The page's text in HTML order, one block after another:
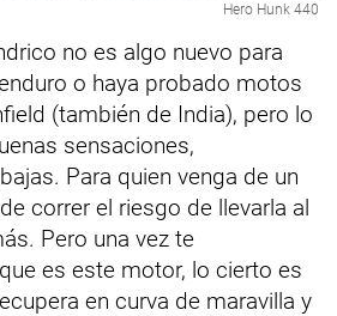
Hero Hunk 440
no es algo nuevo para
o haya probado motos
(también de India), pero lo
sensaciones,
Para quien venga de un
correr el riesgo de llevarla al
Pero una vez te
es este motor, lo cierto es
en curva de maravilla y